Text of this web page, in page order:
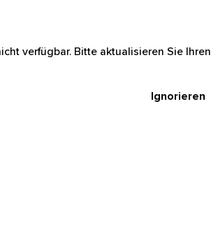
verfügbar. Bitte aktualisieren Sie Ihren
Ignorieren